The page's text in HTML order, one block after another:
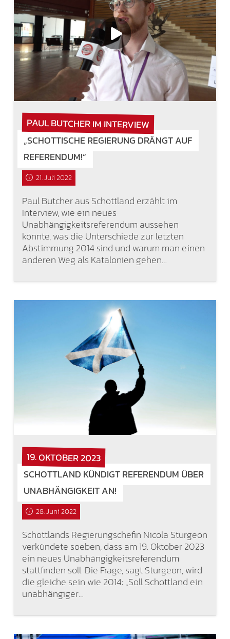
PAUL BUTCHER IM INTERVIEW
„SCHOTTISCHE REGIERUNG DRÄNGT AUF
REFERENDUM!“
21. Juli 2022
Paul Butcher aus Schottland erzählt im
Interview, wie ein neues
Unabhängigkeitsreferendum aussehen
könnte, was die Unterschiede zur letzten
Abstimmung 2014 sind und warum man einen
anderen Weg als Katalonien gehen…
19. OKTOBER 2023
SCHOTTLAND KÜNDIGT REFERENDUM ÜBER
UNABHÄNGIGKEIT AN!
28. Juni 2022
Schottlands Regierungschefin Nicola Sturgeon
verkündete soeben, dass am 19. Oktober 2023
ein neues Unabhängigkeitsreferendum
stattfinden soll. Die Frage, sagt Sturgeon, wird
die gleiche sein wie 2014: „Soll Schottland ein
unabhängiger…